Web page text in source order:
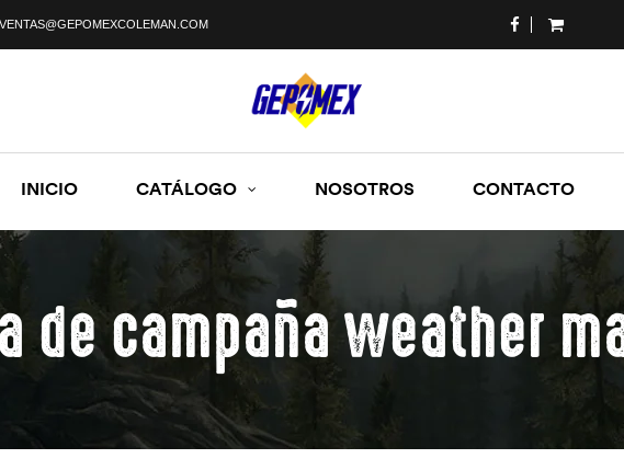
VENTAS@GEPOMEXCOLEMAN.COM
INICIO CATÁLOGO NOSOTROS CONTACTO
de campaña weather